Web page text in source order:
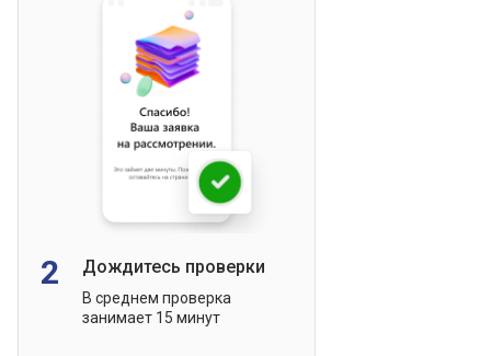
2 Дождитесь проверки
В среднем проверка
занимает 15 минут